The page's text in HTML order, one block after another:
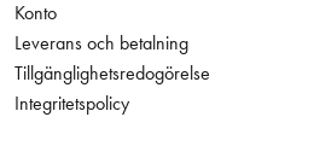
Konto
Leverans och betalning
Tillgänglighetsredogörelse
Integritetspolicy